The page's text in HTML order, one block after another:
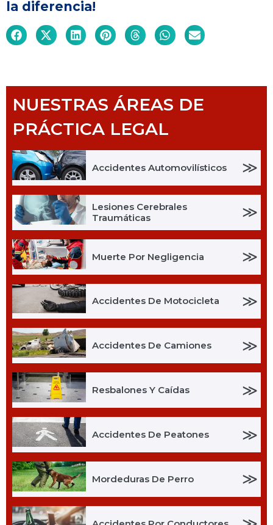
la diferencia!
NUESTRAS ÁREAS DE
PRÁCTICA LEGAL
Accidentes Automovilísticos ≫
Lesiones Cerebrales
Traumáticas
≫
Muerte Por Negligencia ≫
Accidentes De Motocicleta ≫
Accidentes De Camiones ≫
Resbalones Y Caídas ≫
Accidentes De Peatones ≫
Mordeduras De Perro ≫